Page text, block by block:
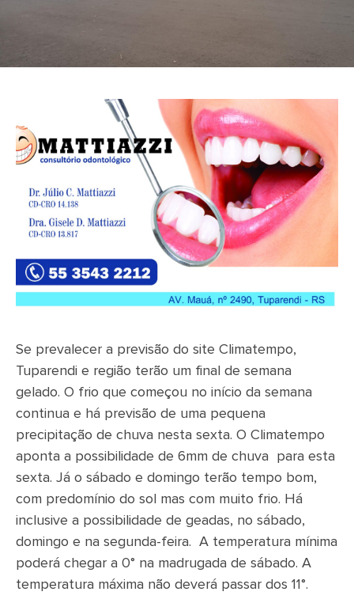
Se prevalecer a previsão do site Climatempo,
Tuparendi e região terão um final de semana
gelado. O frio que começou no início da semana
continua e há previsão de uma pequena
precipitação de chuva nesta sexta. O Climatempo
aponta a possibilidade de 6mm de chuva para esta
sexta. Já o sábado e domingo terão tempo bom,
com predomínio do sol mas com muito frio. Há
inclusive a possibilidade de geadas, no sábado,
domingo e na segunda-feira. A temperatura mínima
poderá chegar a 0° na madrugada de sábado. A
temperatura máxima não deverá passar dos 11°.